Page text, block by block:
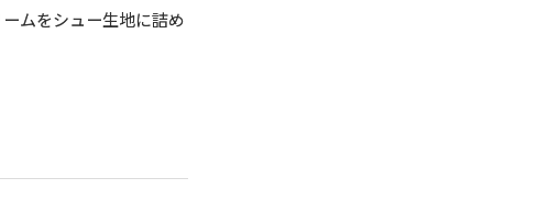
ムをシュー生地に詰め